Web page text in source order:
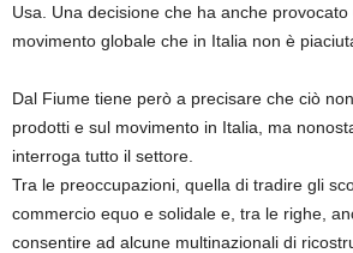
Usa. Una decisione che ha anche
movimento globale che in Italia non è
Dal Fiume tiene però a precisare che ciò
prodotti e sul movimento in Italia, ma
interroga tutto il settore.
Tra le preoccupazioni, quella di tradire gli
commercio equo e solidale e, tra le righe,
consentire ad alcune multinazionali di